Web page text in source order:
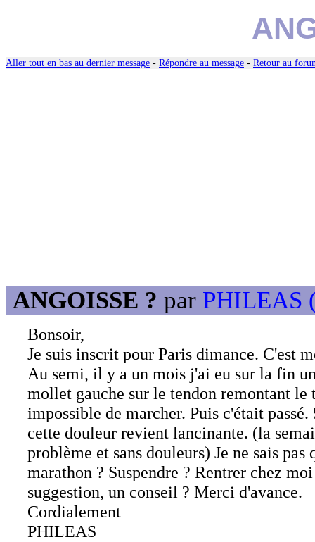
Aller tout en bas au dernier message - Répondre au message - Retour au
ANGOISSE ? par PHILEAS
Bonsoir,
Je suis inscrit pour Paris dimance. C'est
Au semi, il y a un mois j'ai eu sur la fin
mollet gauche sur le tendon remontant
impossible de marcher. Puis c'était
cette douleur revient lancinante. (la
problème et sans douleurs) Je ne sais
marathon ? Suspendre ? Rentrer chez
suggestion, un conseil ? Merci d'avance.
Cordialement
PHILEAS